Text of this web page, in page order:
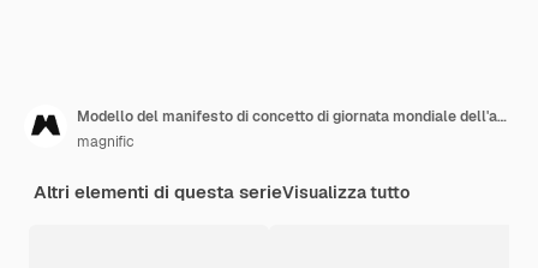
Modello del manifesto di concetto di giornata mondiale dell'acqua
magnific
Altri elementi di questa serieVisualizza tutto